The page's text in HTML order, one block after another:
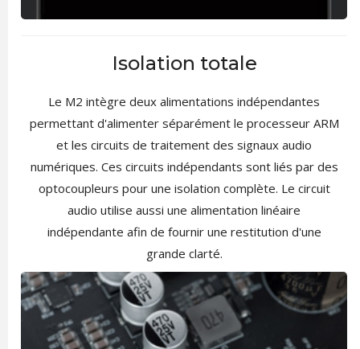
Isolation totale
Le M2 intègre deux alimentations indépendantes
permettant d'alimenter séparément le processeur ARM
et les circuits de traitement des signaux audio
numériques. Ces circuits indépendants sont liés par des
optocoupleurs pour une isolation complète. Le circuit
audio utilise aussi une alimentation linéaire
indépendante afin de fournir une restitution d'une
grande clarté.